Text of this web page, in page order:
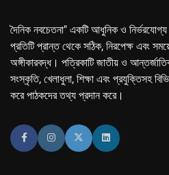
দৈনিক নবচেতনা" একটি আধুনিক ও নির্ভরযোগ্য
প্রতিটি প্রান্ত থেকে সঠিক, নিরপেক্ষ এবং
অঙ্গীকারবদ্ধ। পত্রিকাটি জাতীয় ও
সংস্কৃতি, খেলাধুলা, শিক্ষা এবং প্রযুক্তিসহ
করে পাঠকদের তথ্য প্রদান করে।